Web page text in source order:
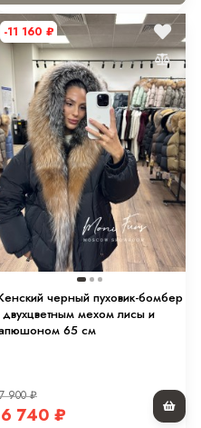
-11 160 ₽
черный пуховик-бомбер
двухцветным мехом лисы и
65 см
900₽
740 ₽